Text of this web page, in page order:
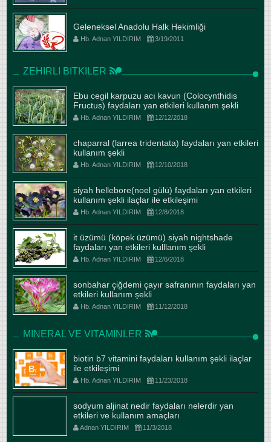
Geleneksel Anadolu Halk Hekimliği
Hb. Adnan YILDIRIM 3/19/2011
ZEHIRLI BITKILER
Ebu cegil karpuzu acı kavun (Colocynthidis
Fructus) faydaları yan etkileri kullanım şekli
Hb. Adnan YILDIRIM 12/12/2018
chaparral (larrea tridentata) faydaları yan etkileri
kullanım şekli
Hb. Adnan YILDIRIM 12/10/2018
siyah hellebore(noel gülü) faydaları yan etkileri
kullanım şekli ilaçlar ile etkileşimi
Hb. Adnan YILDIRIM 12/8/2018
it üzümü (köpek üzümü) siyah nightshade
faydaları yan etkileri kulllanım şekli
Hb. Adnan YILDIRIM 12/6/2018
sonbahar çiğdemi çayır safranının faydaları yan
etkileri kullanım şekli
Hb. Adnan YILDIRIM 11/12/2018
MINERAL VE VITAMINLER
biotin b7 vitamini faydaları kullanım şekli ilaçlar
ile etkileşimi
Hb. Adnan YILDIRIM 11/23/2018
sodyum aljinat nedir faydaları nelerdir yan
etkileri ve kullanım amaçları
Adnan YILDIRIM 11/3/2018